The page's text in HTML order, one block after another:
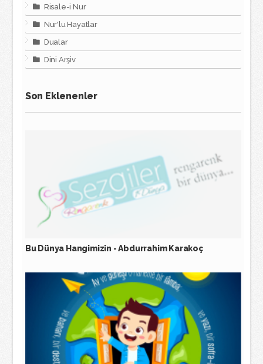
Risale-i Nur
Nur'lu Hayatlar
Dualar
Dini Arşiv
Son Eklenenler
Bu Dünya Hangimizin - Abdurrahim Karakoç